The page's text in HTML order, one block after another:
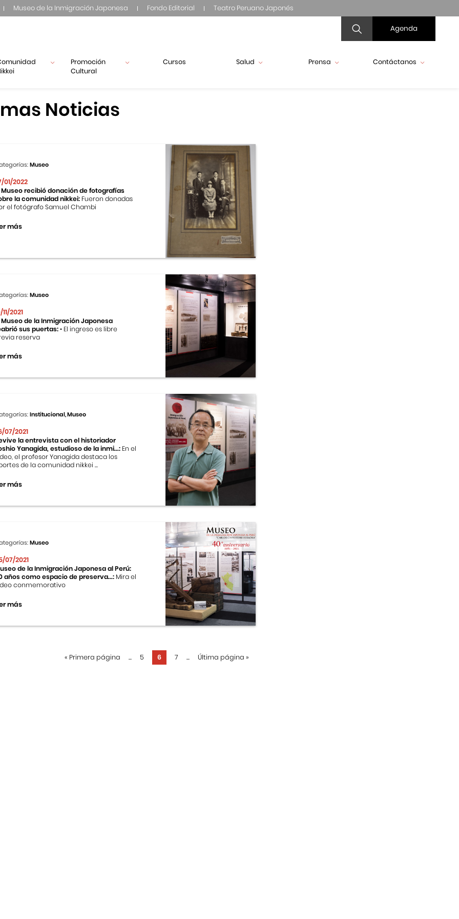
Museo de la Inmigración Japonesa Fondo Editorial Teatro Peruano Japonés
Agenda
Promoción
Cultural
Cursos Salud Prensa Contáctanos
Noticias
Museo
01/2022
Museo recibió donación de fotografías
la comunidad nikkei: Fueron donadas
el fotógrafo Samuel Chambi
más
Museo
11/2021
Museo de la Inmigración Japonesa
sus puertas:• El ingreso es libre
reserva
más
Institucional, Museo
07/2021
la entrevista con el historiador
Yanagida, estudioso de la inmi...: En el
el profesor Yanagida destaca los
de la comunidad nikkei ...
más
Museo
07/2021
de la Inmigración Japonesa al Perú:
años como espacio de preserva...: Mira el
conmemorativo
más
« Primera página ... 5 6 7 ... Última página »